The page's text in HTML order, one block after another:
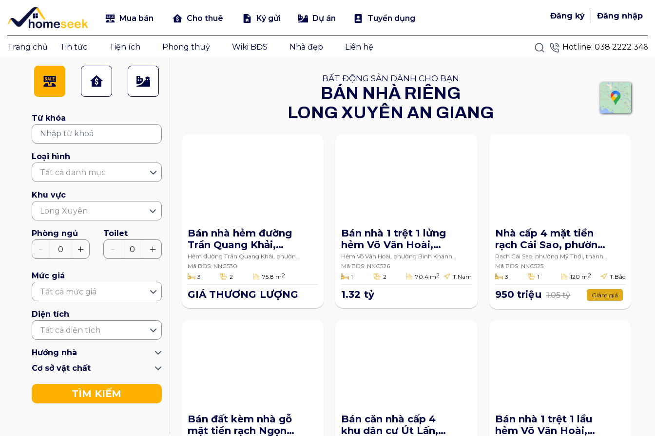
Mua bán Cho thuê Ký gửi Dự án Tuyển dụng Đăng ký Đăng nhập
Trang chủ Tin tức Tiện ích Phong thuỷ Wiki BĐS Nhà đẹp Liên hệ Hotline: 038 2222 346
Từ khóa
Loại hình
Tất cả danh mục
Khu vực
Long Xuyên
Phòng ngủ
- 0 +
Toilet
- 0 +
Mức giá
Tất cả mức giá
Diện tích
Tất cả diện tích
Hướng nhà
Cơ sở vật chất
TÌM KIẾM
BẤT ĐỘNG SẢN DÀNH CHO BẠN
BÁN NHÀ RIÊNG
LONG XUYÊN AN GIANG
Bán nhà hẻm đường
Trần Quang Khải,
phường Mỹ Thới,
thành phố Long
Xuyên, An Giang
75.8m2
Hẻm đường Trần Quang Khải, phường
Mỹ Thới, thành phố Long Xuyên
Mã BĐS: NNC530
3
2 75.8 m2
GIÁ THƯƠNG LƯỢNG
Bán nhà 1 trệt 1 lửng
hẻm Võ Văn Hoài,
phường Bình Khánh,
thành phố Long
Xuyên, An Giang
70.4m2
Hẻm Võ Văn Hoài, phường Bình Khánh,
thành phố Long Xuyên, An Giang
Mã BĐS: NNC526
1
2 70.4 m2 T.Nam
1.32 tỷ
Nhà cấp 4 mặt tiền
rạch Cái Sao, phường
Mỹ Thới, thành phố
Long Xuyên, An Giang
120m2
Rạch Cái Sao, phường Mỹ Thới, thành
phố Long Xuyên
Mã BĐS: NNC525
3
1 120 m2 T.Bắc
950 triệu 1.05 tỷ Giảm giá
Bán đất kèm nhà gỗ
mặt tiền rạch Ngọn
Bán căn nhà cấp 4
khu dân cư Út Lấn,
Bán nhà 1 trệt 1 lầu
hẻm Võ Văn Hoài,